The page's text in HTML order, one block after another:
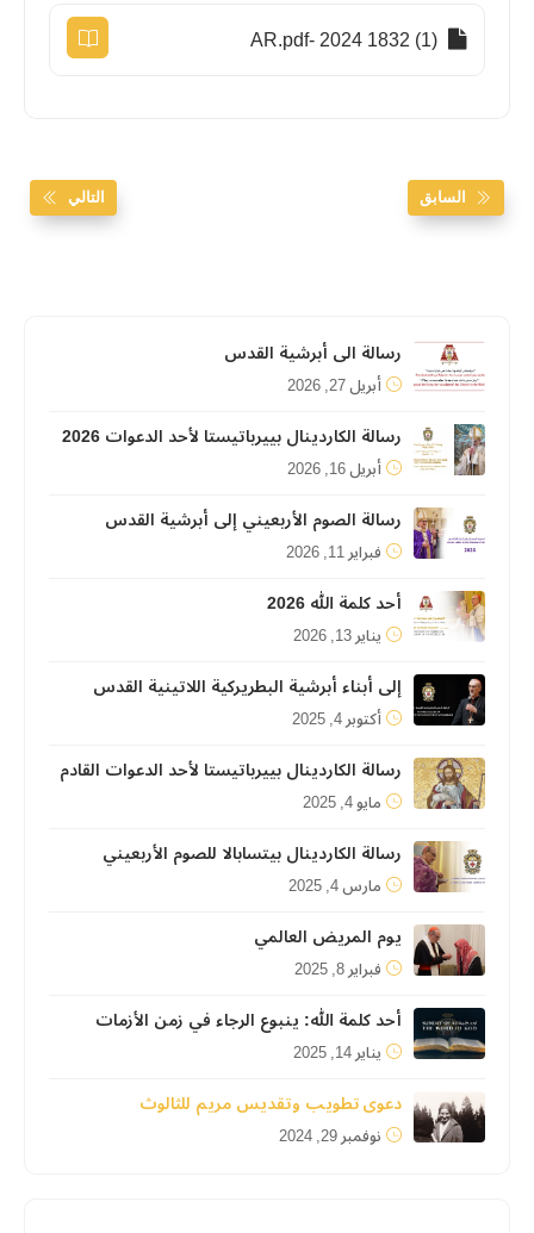
(1) 1832 2024 -AR.pdf
السابق التالي
رسالة الى أبرشية القدس
أبريل 27, 2026
رسالة الكاردينال بييرباتيستا لأحد الدعوات 2026
أبريل 16, 2026
رسالة الصوم الأربعيني إلى أبرشية القدس
فبراير 11, 2026
أحد كلمة الله 2026
يناير 13, 2026
إلى أبناء أبرشية البطريركية اللاتينية القدس
أكتوبر 4, 2025
رسالة الكاردينال بييرباتيستا لأحد الدعوات القادم
مايو 4, 2025
رسالة الكاردينال بيتسابالا للصوم الأربعيني
مارس 4, 2025
يوم المريض العالمي
فبراير 8, 2025
أحد كلمة الله: ينبوع الرجاء في زمن الأزمات
يناير 14, 2025
دعوى تطويب وتقديس مريم للثالوث
نوفمبر 29, 2024